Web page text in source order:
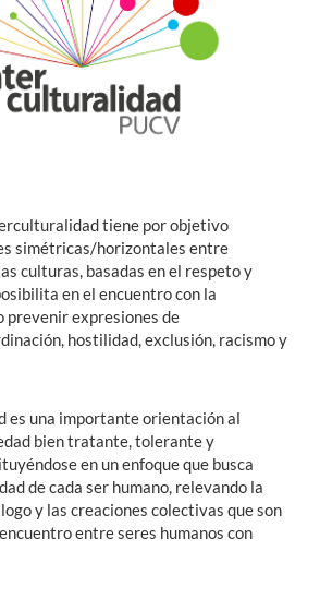
tiene por objetivo
simétricas/horizontales entre
culturas, basadas en el respeto y
en el encuentro con la
prevenir expresiones de
hostilidad, exclusión, racismo y
es una importante orientación al
bien tratante, tolerante y
en un enfoque que busca
de cada ser humano, relevando la
y las creaciones colectivas que son
entre seres humanos con